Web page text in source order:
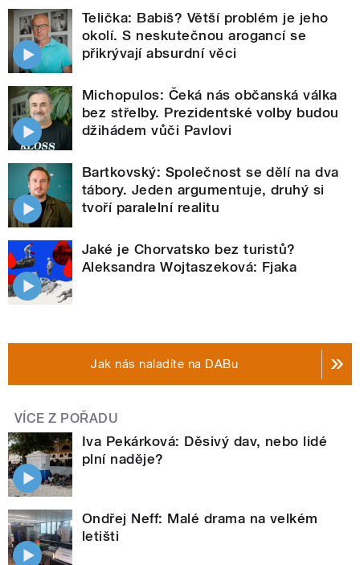
Telička: Babiš? Větší problém je jeho
okolí. S neskutečnou arogancí se
přikrývají absurdní věci
Michopulos: Čeká nás občanská válka
bez střelby. Prezidentské volby budou
džihádem vůči Pavlovi
Bartkovský: Společnost se dělí na dva
tábory. Jeden argumentuje, druhý si
tvoří paralelní realitu
Jaké je Chorvatsko bez turistů?
Aleksandra Wojtaszeková: Fjaka
Jak nás naladíte na DABu
VÍCE Z POŘADU
Iva Pekárková: Děsivý dav, nebo lidé
plní naděje?
Ondřej Neff: Malé drama na velkém
letišti